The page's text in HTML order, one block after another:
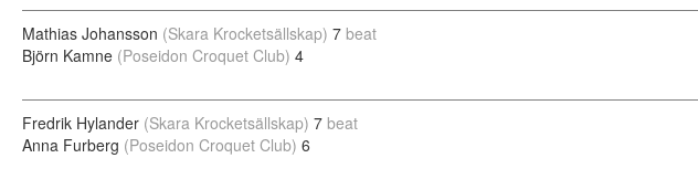
Mathias Johansson (Skara Krocketsällskap) 7 beat
Björn Kamne (Poseidon Croquet Club) 4
Fredrik Hylander (Skara Krocketsällskap) 7 beat
Anna Furberg (Poseidon Croquet Club) 6